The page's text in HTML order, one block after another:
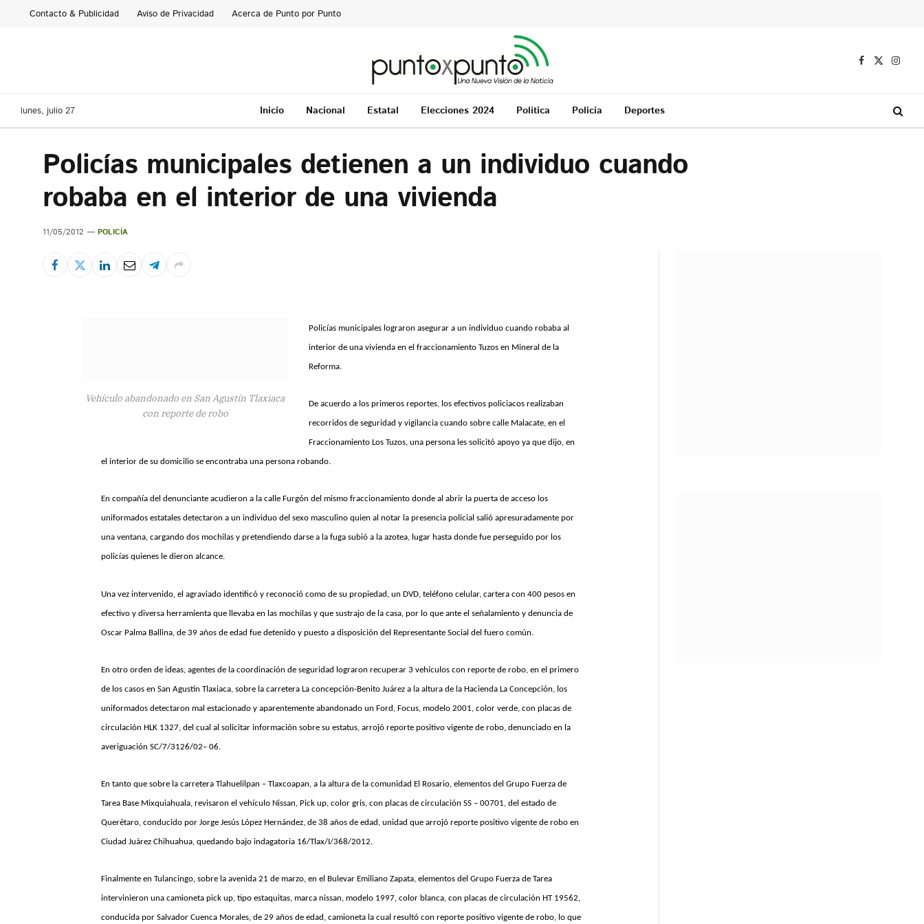
Contacto & Publicidad Aviso de Privacidad Acerca de Punto por Punto
Facebook
X
lunes, julio 27 Inicio Nacional Estatal Elecciones 2024 Política Policía Deportes
Policías municipales detienen a un individuo cuando
robaba en el interior de una vivienda
11/05/2012 POLICÍA
Vehículo abandonado en San Agustín Tlaxiaca
con reporte de robo
Policías municipales lograron asegurar a un individuo cuando robaba al
interior de una vivienda en el fraccionamiento Tuzos en Mineral de la
Reforma.
De acuerdo a los primeros reportes, los efectivos policiacos realizaban
recorridos de seguridad y vigilancia cuando sobre calle Malacate, en el
Fraccionamiento Los Tuzos, una persona les solicitó apoyo ya que dijo, en
el interior de su domicilio se encontraba una persona robando.
En compañía del denunciante acudieron a la calle Furgón del mismo fraccionamiento donde al abrir la puerta de acceso los
uniformados estatales detectaron a un individuo del sexo masculino quien al notar la presencia policial salió apresuradamente por
una ventana, cargando dos mochilas y pretendiendo darse a la fuga subió a la azotea, lugar hasta donde fue perseguido por los
policías quienes le dieron alcance.
Una vez intervenido, el agraviado identificó y reconoció como de su propiedad, un DVD, teléfono celular, cartera con 400 pesos en
efectivo y diversa herramienta que llevaba en las mochilas y que sustrajo de la casa, por lo que ante el señalamiento y denuncia de
Oscar Palma Ballina, de 39 años de edad fue detenido y puesto a disposición del Representante Social del fuero común.
En otro orden de ideas, agentes de la coordinación de seguridad lograron recuperar 3 vehículos con reporte de robo, en el primero
de los casos en San Agustín Tlaxiaca, sobre la carretera La concepción-Benito Juárez a la altura de la Hacienda La Concepción, los
uniformados detectaron mal estacionado y aparentemente abandonado un Ford, Focus, modelo 2001, color verde, con placas de
circulación HLK 1327, del cual al solicitar información sobre su estatus, arrojó reporte positivo vigente de robo, denunciado en la
averiguación SC/7/3126/02– 06.
En tanto que sobre la carretera Tlahuelilpan – Tlaxcoapan, a la altura de la comunidad El Rosario, elementos del Grupo Fuerza de
Tarea Base Mixquiahuala, revisaron el vehículo Nissan, Pick up, color gris, con placas de circulación SS – 00701, del estado de
Querétaro, conducido por Jorge Jesús López Hernández, de 38 años de edad, unidad que arrojó reporte positivo vigente de robo en
Ciudad Juárez Chihuahua, quedando bajo indagatoria 16/Tlax/I/368/2012.
Finalmente en Tulancingo, sobre la avenida 21 de marzo, en el Bulevar Emiliano Zapata, elementos del Grupo Fuerza de Tarea
intervinieron una camioneta pick up, tipo estaquitas, marca nissan, modelo 1997, color blanca, con placas de circulación HT 19562,
conducida por Salvador Cuenca Morales, de 29 años de edad, camioneta la cual resultó con reporte positivo vigente de robo, lo que